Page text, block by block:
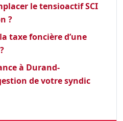
le tensioactif SCI
?
taxe foncière d’une
à Durand-
de votre syndic